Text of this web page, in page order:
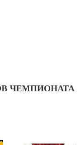
ЧЕМПИОНАТА